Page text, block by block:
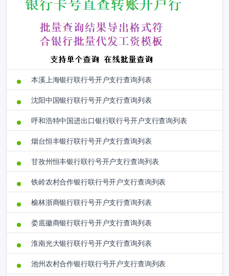
本溪上海银行联行号开户支行查询列表
沈阳中国银行联行号开户支行查询列表
呼和浩特中国进出口银行联行号开户支行查询列表
烟台恒丰银行联行号开户支行查询列表
甘孜州恒丰银行联行号开户支行查询列表
铁岭农村合作银行联行号开户支行查询列表
榆林浙商银行联行号开户支行查询列表
娄底徽商银行联行号开户支行查询列表
淮南光大银行联行号开户支行查询列表
池州农村合作银行联行号开户支行查询列表